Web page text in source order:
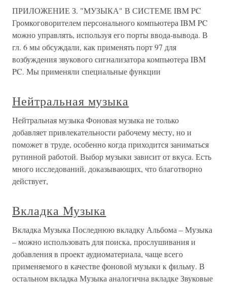
ПРИЛОЖЕНИЕ З. "МУЗЫКА" В СИСТЕМЕ IBM PC
Громкоговорителем персонального компьютера IBM PC
можно управлять, используя его порты ввода-вывода. В
гл. 6 мы обсуждали, как применять порт 97 для
возбуждения звукового сигнализатора компьютера IBM
PC. Мы применяли специальные функции
Нейтральная музыка
Нейтральная музыка Фоновая музыка не только
добавляет привлекательности рабочему месту, но и
поможет в труде, особенно когда приходится заниматься
рутинной работой. Выбор музыки зависит от вкуса. Есть
много исследований, доказывающих, что благотворно
действует,
Вкладка Музыка
Вкладка Музыка Последнюю вкладку Альбома – Музыка
– можно использовать для поиска, прослушивания и
добавления в проект аудиоматериала, чаще всего
применяемого в качестве фоновой музыки к фильму. В
остальном вкладка Музыка аналогична вкладке Звуковые